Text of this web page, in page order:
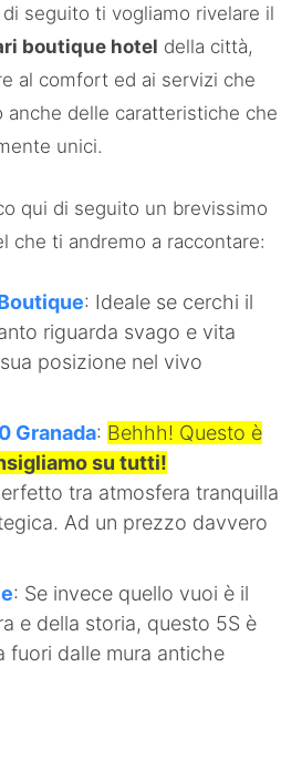
seguito ti vogliamo rivelare il
boutique hotel della città,
al comfort ed ai servizi che
delle caratteristiche che
unici.
qui di seguito un brevissimo
che ti andremo a raccontare:
: Ideale se cerchi il
riguarda svago e vita
posizione nel vivo
Granada: Behhh! Questo è
su tutti!
tra atmosfera tranquilla
Ad un prezzo davvero
: Se invece quello vuoi è il
e della storia, questo 5S è
fuori dalle mura antiche